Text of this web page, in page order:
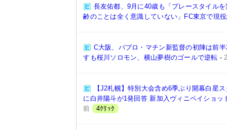
長友佑都、9月に40歳も「プレースタイル
齢のことは全く意識していない」FC東京で現
C大阪、パブロ・マチン新監督の初陣は前
すも桜川ソロモン、横山夢樹のゴールで逆転 -
【J2札幌】特別大会含め6季ぶり開幕白星
に白井陽斗が1発回答 新加入ヴィニペイショッ
前
4ｸﾘｯｸ